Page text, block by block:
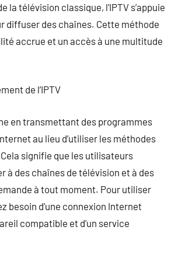
la télévision classique, l’IPTV s’appuie
diffuser des chaînes. Cette méthode
accrue et un accès à une multitude
de l’IPTV
en transmettant des programmes
au lieu d’utiliser les méthodes
signifie que les utilisateurs
à des chaînes de télévision et à des
à tout moment. Pour utiliser
besoin d’une connexion Internet
compatible et d’un service